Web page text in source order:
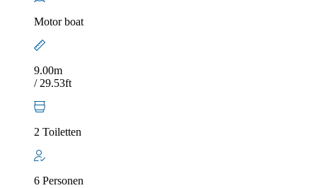
Motor boat
9.00m
/ 29.53ft
2 Toiletten
6 Personen